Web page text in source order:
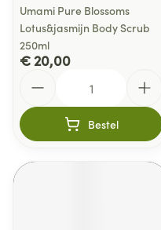
Umami Pure Blossoms
Lotus&jasmijn Body Scrub
250ml
€ 20,00
Bestel